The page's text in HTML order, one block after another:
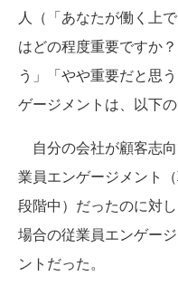
人（「あなたが働く上
はどの程度重要ですか
う」「やや重要だと思
ゲージメントは、以下
自分の会社が顧客志
業員エンゲージメント
段階中）だったのに対
場合の従業員エンゲー
ントだった。